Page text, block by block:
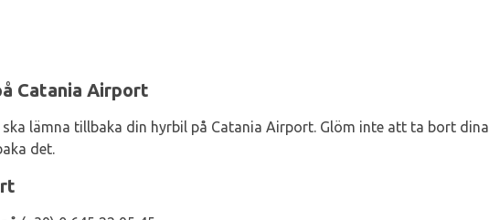
Catania Airport
lämna tillbaka din hyrbil på Catania Airport. Glöm inte att ta bort dina
det.